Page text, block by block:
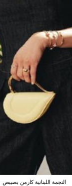
النجمة اللبنانية كارمن بصيبص